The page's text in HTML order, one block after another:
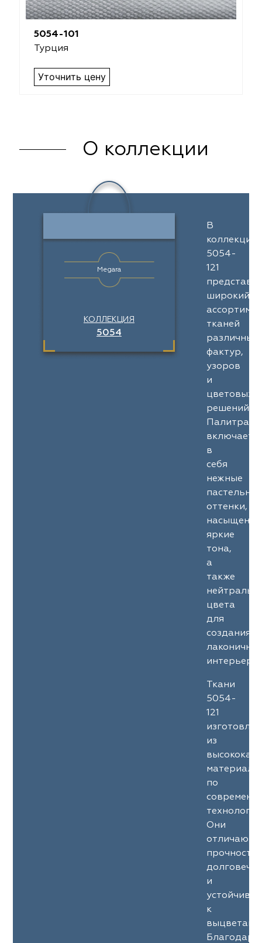
5054-101
Турция
Уточнить цену
О коллекции
Megara
КОЛЛЕКЦИЯ
5054
В
коллекции
5054-
121
широкий
тканей
различных
фактур,
узоров
и
цветовых
решений.
Палитра
включает
в
себя
нежные
оттенки,
яркие
тона,
а
также
цвета
для
создания
Ткани
5054-
121
из
по
Они
и
к
Благодаря